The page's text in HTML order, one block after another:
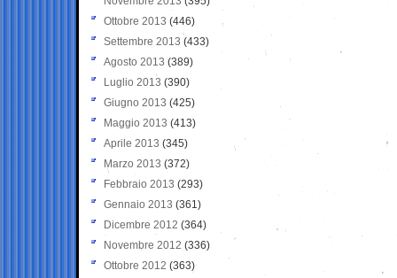
Ottobre 2013 (446)
Settembre 2013 (433)
Agosto 2013 (389)
Luglio 2013 (390)
Giugno 2013 (425)
Maggio 2013 (413)
Aprile 2013 (345)
Marzo 2013 (372)
Febbraio 2013 (293)
Gennaio 2013 (361)
Dicembre 2012 (364)
Novembre 2012 (336)
Ottobre 2012 (363)